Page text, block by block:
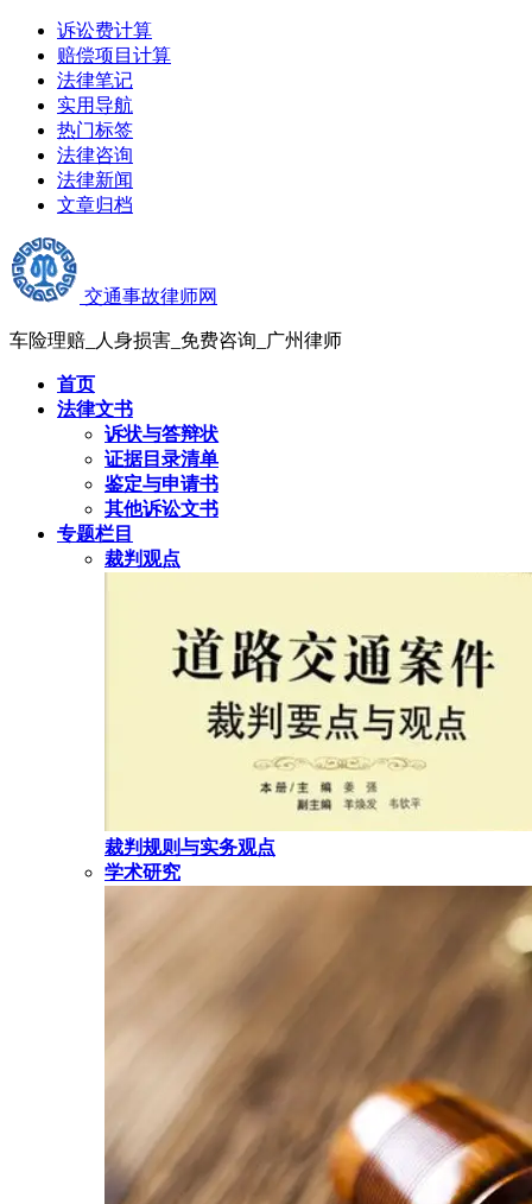
诉讼费计算
赔偿项目计算
法律笔记
实用导航
热门标签
法律咨询
法律新闻
文章归档
交通事故律师网
车险理赔_人身损害_免费咨询_广州律师
首页
法律文书
诉状与答辩状
证据目录清单
鉴定与申请书
其他诉讼文书
专题栏目
裁判观点
裁判规则与实务观点
学术研究